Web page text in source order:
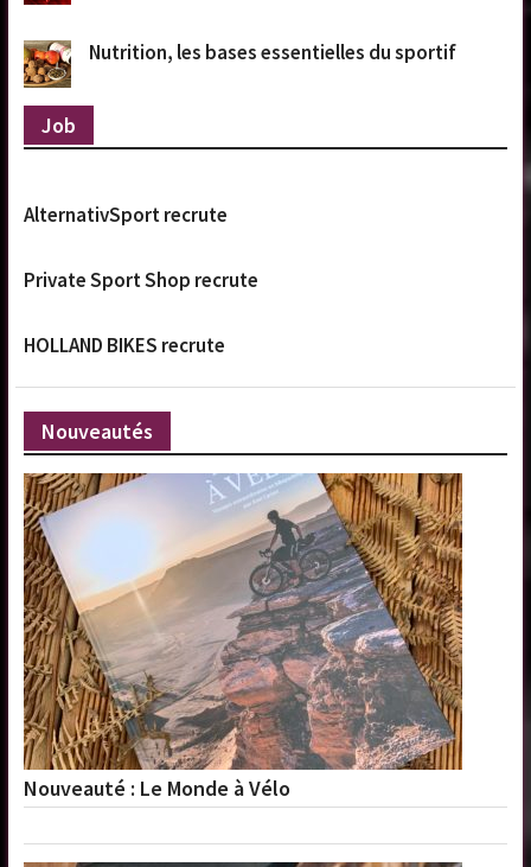
Nutrition, les bases essentielles du sportif
Job
AlternativSport recrute
Private Sport Shop recrute
HOLLAND BIKES recrute
Nouveautés
Nouveauté : Le Monde à Vélo